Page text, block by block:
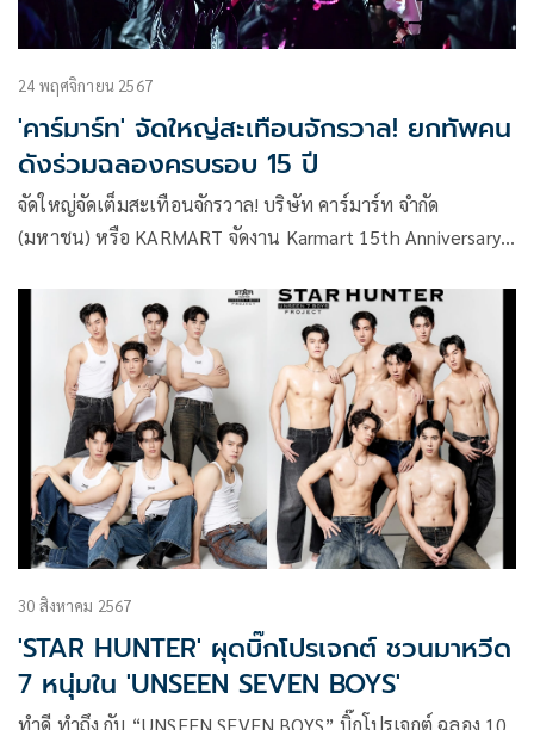
24 พฤศจิกายน 2567
'คาร์มาร์ท' จัดใหญ่สะเทือนจักรวาล! ยกทัพคน
ดังร่วมฉลองครบรอบ 15 ปี
จัดใหญ่จัดเต็มสะเทือนจักรวาล! บริษัท คาร์มาร์ท จำกัด
(มหาชน) หรือ KARMART จัดงาน Karmart 15th Anniversary
เหนือกาลเวลา เฉลิมฉลองการครบรอบ 15 ปี ของการเป็นผู้นำ
แบรนด์ด้านความงามอันโดดเด่นเป็นเอกลักษณ์
30 สิงหาคม 2567
'STAR HUNTER' ผุดบิ๊กโปรเจกต์ ชวนมาหวีด
7 หนุ่มใน 'UNSEEN SEVEN BOYS'
ทำดี ทำถึง กับ “UNSEEN SEVEN BOYS” บิ๊กโปรเจกต์ ฉลอง 10